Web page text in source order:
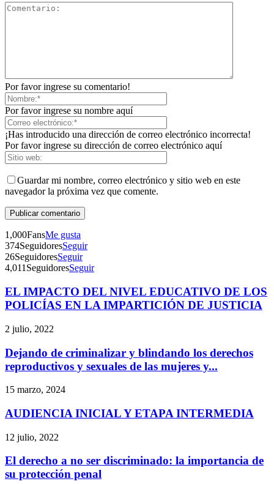
Telegram
Por favor ingrese su comentario!
Por favor ingrese su nombre aquí
¡Has introducido una dirección de correo electrónico incorrecta!
Por favor ingrese su dirección de correo electrónico aquí
Guardar mi nombre, correo electrónico y sitio web en este
navegador la próxima vez que comente.
1,000FansMe gusta
374SeguidoresSeguir
26SeguidoresSeguir
4,011 SeguidoresSeguir
EL IMPACTO DEL NIVEL EDUCATIVO DE LOS
POLICÍAS EN LA IMPARTICIÓN DE JUSTICIA
2 julio, 2022
Dejando de criminalizar y blindando los derechos
reproductivos y sexuales de las mujeres y...
15 marzo, 2024
AUDIENCIA INICIAL Y ETAPA INTERMEDIA
12 julio, 2022
El derecho a no ser discriminado: la importancia de
su protección penal